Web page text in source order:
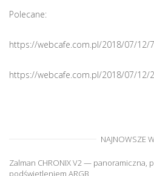
Polecane:
https://webcafe.com.pl/2018/07/12/
https://webcafe.com.pl/2018/07/12/
NAJNOWSZE
Zalman CHRONIX V2 — panoramiczna,
podświetleniem ARGB